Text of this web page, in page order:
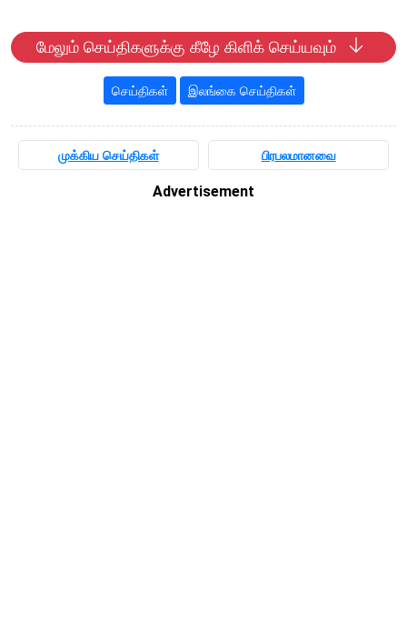
மேலும் செய்திகளுக்கு கீழே கிளிக் செய்யவும்
செய்திகள் இலங்கை செய்திகள்
முக்கிய செய்திகள் பிரபலமானவை
Advertisement